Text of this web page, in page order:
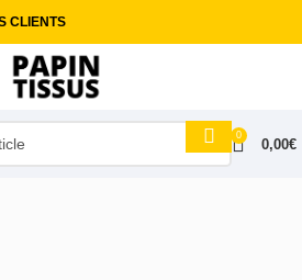
CLIENTS
0
0,00€
Velours & Microfibre